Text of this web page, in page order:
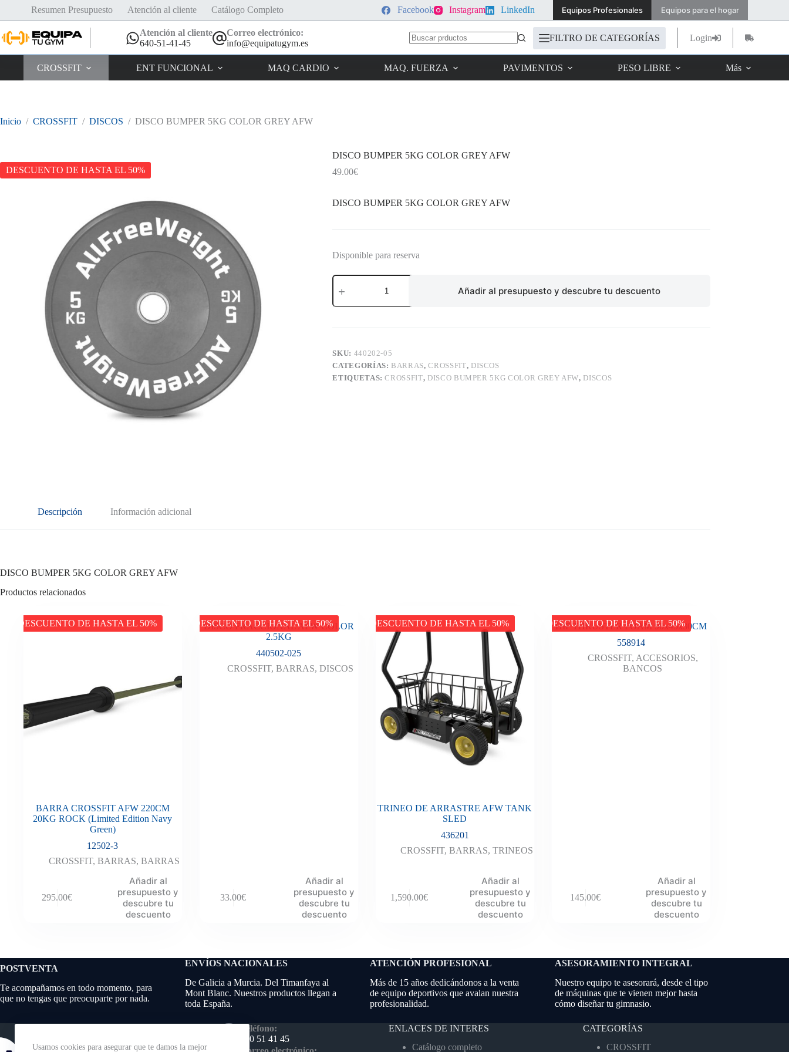
Usamos cookies para asegurar que te damos la mejor
Resumen Presupuesto Atención al cliente Catálogo Completo Facebook Instagram LinkedIn Equipos Profesionales Equipos para el hogar
Atención al cliente
640-51-41-45
Correo electrónico:
info@equipatugym.es
FILTRO DE CATEGORÍAS Login
Carro
de
CROSSFIT ENT FUNCIONAL MAQ CARDIO MAQ. FUERZA PAVIMENTOS PESO LIBRE Más
Inicio / CROSSFIT / DISCOS / DISCO BUMPER 5KG COLOR GREY AFW
DESCUENTO DE HASTA EL 50%
DISCO BUMPER 5KG COLOR GREY AFW
49.00€
DISCO BUMPER 5KG COLOR GREY AFW
Disponible para reserva
DISCO
BUMPER
COLOR
Añadir al presupuesto y descubre tu descuento
SKU: 440202-05
CATEGORÍAS: BARRAS,CROSSFIT, DISCOS
ETIQUETAS:CROSSFIT, DISCO BUMPER 5KG COLOR GREY AFW, DISCOS
Descripción Información adicional
DISCO BUMPER 5KG COLOR GREY AFW
Productos relacionados
DESCUENTO DE HASTA EL 50%
BARRA CROSSFIT AFW 220CM
20KG ROCK (Limited Edition Navy
Green)
12502-3
CROSSFIT,BARRAS,BARRAS
295.00€
Añadir al
presupuesto y
descubre tu
descuento
DESCUENTO DE HASTA EL 50%
DISCO FRACCIONAL AFW COLOR
2.5KG
440502-025
CROSSFIT,BARRAS,DISCOS
33.00€
Añadir al
presupuesto y
descubre tu
descuento
DESCUENTO DE HASTA EL 50%
TRINEO DE ARRASTRE AFW TANK
SLED
436201
CROSSFIT, BARRAS, TRINEOS
1,590.00€
Añadir al
presupuesto y
descubre tu
descuento
DESCUENTO DE HASTA EL 50%
HIP THRUSTER FOAM 90x45x30CM
558914
CROSSFIT, ACCESORIOS,
BANCOS
145.00€
Añadir al
presupuesto y
descubre tu
descuento
POSTVENTA
Te acompañamos en todo momento, para
que no tengas que preocuparte por nada.
ENVÍOS NACIONALES
De Galicia a Murcia. Del Timanfaya al
Mont Blanc. Nuestros productos llegan a
toda España.
ATENCIÓN PROFESIONAL
Más de 15 años dedicándonos a la venta
de equipo deportivos que avalan nuestra
profesionalidad.
ASESORAMIENTO INTEGRAL
Nuestro equipo te asesorará, desde el tipo
de máquinas que te vienen mejor hasta
cómo diseñar tu gimnasio.
Teléfono:
640 51 41 45
ENLACES DE INTERES
Catálogo completo
CATEGORÍAS
CROSSFIT